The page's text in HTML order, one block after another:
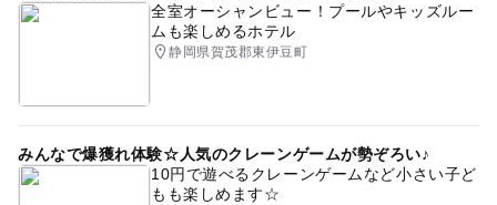
全室オーシャンビュー！プールやキッズルー
ムも楽しめるホテル
静岡県賀茂郡東伊豆町
みんなで爆獲れ体験☆人気のクレーンゲームが勢ぞろい♪
10円で遊べるクレーンゲームなど小さい子ど
もも楽しめます☆